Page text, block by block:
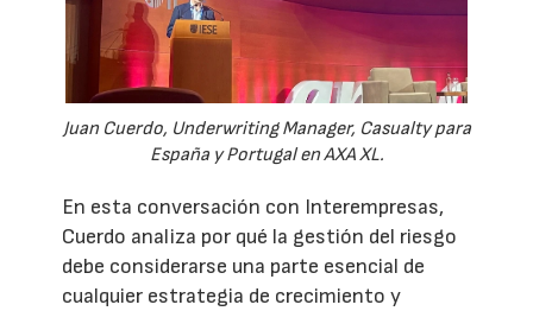
Juan Cuerdo, Underwriting Manager, Casualty para
España y Portugal en AXA XL.
En esta conversación con Interempresas,
Cuerdo analiza por qué la gestión del riesgo
debe considerarse una parte esencial de
cualquier estrategia de crecimiento y